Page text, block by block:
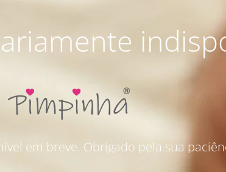
em breve. Obrigado pela sua